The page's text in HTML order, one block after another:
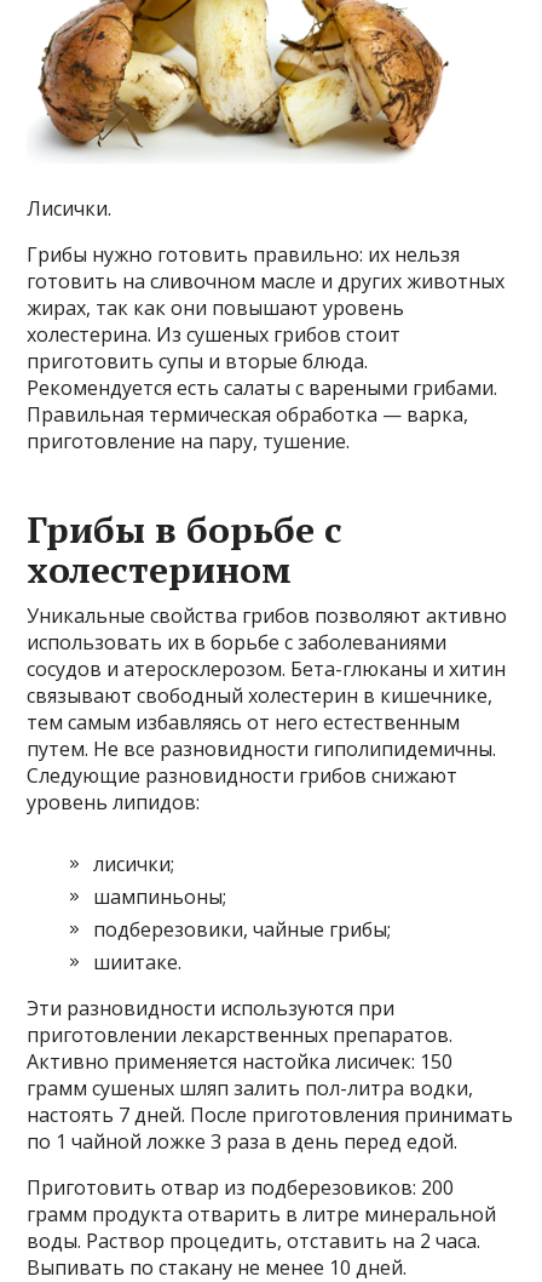
Лисички.
Грибы нужно готовить правильно: их нельзя
готовить на сливочном масле и других животных
жирах, так как они повышают уровень
холестерина. Из сушеных грибов стоит
приготовить супы и вторые блюда.
Рекомендуется есть салаты с вареными грибами.
Правильная термическая обработка — варка,
приготовление на пару, тушение.
Грибы в борьбе с
холестерином
Уникальные свойства грибов позволяют активно
использовать их в борьбе с заболеваниями
сосудов и атеросклерозом. Бета-глюканы и хитин
связывают свободный холестерин в кишечнике,
тем самым избавляясь от него естественным
путем. Не все разновидности гиполипидемичны.
Следующие разновидности грибов снижают
уровень липидов:
лисички;
шампиньоны;
подберезовики, чайные грибы;
шиитаке.
Эти разновидности используются при
приготовлении лекарственных препаратов.
Активно применяется настойка лисичек: 150
грамм сушеных шляп залить пол-литра водки,
настоять 7 дней. После приготовления принимать
по 1 чайной ложке 3 раза в день перед едой.
Приготовить отвар из подберезовиков: 200
грамм продукта отварить в литре минеральной
воды. Раствор процедить, отставить на 2 часа.
Выпивать по стакану не менее 10 дней.